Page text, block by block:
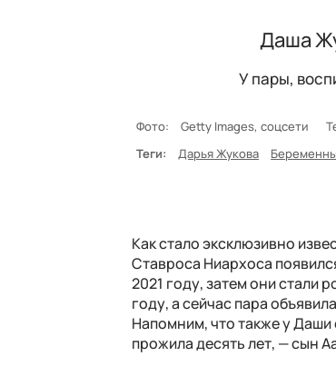
Даша
У пары,
Фото: Getty Images, соцсети
Теги:
Дарья Жукова
Как стало эксклюзивно
Ставроса Ниархоса
2021 году, затем они стали
году, а сейчас пара
Напомним, что также у
прожила десять лет, — сын